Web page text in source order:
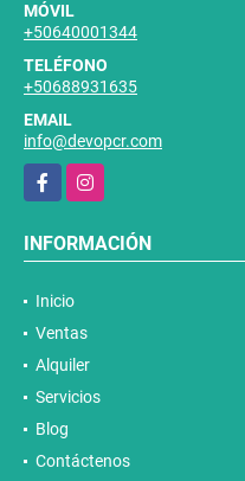
MÓVIL
+50640001344
TELÉFONO
+50688931635
EMAIL
info@devopcr.com
FacebookInstagram
INFORMACIÓN
Inicio
Ventas
Alquiler
Servicios
Blog
Contáctenos